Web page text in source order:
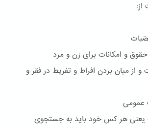
و امکانات برای زن و مرد
میان بردن افراط و تفریط در فقر و
عمومی
هر کس خود باید به جستجوی